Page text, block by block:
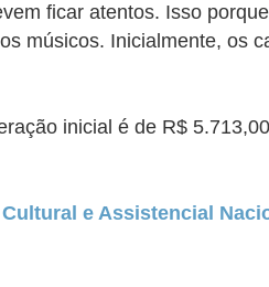
ficar atentos. Isso
músicos. Inicialmente, os
inicial é de R$
e Assistencial